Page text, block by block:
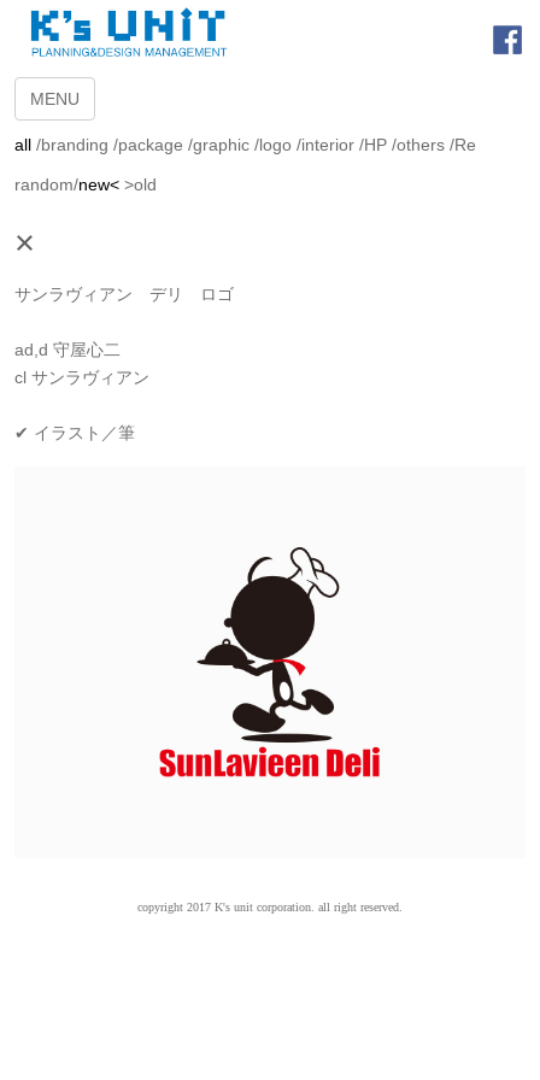
MENU
all /branding /package /graphic /logo /interior /HP /others /Re
random/new< >old
×
サンラヴィアン デリ ロゴ
ad,d 守屋心二
cl サンラヴィアン
✔ イラスト／筆
copyright 2017 K's unit corporation. all right reserved.